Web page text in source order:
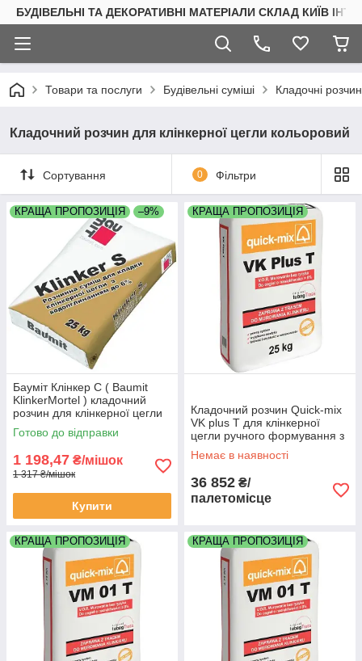
БУДІВЕЛЬНІ ТА ДЕКОРАТИВНІ МАТЕРІАЛИ СКЛАД КИЇВ
Товари та послуги Будівельні суміші Кладочні
Кладочний розчин для клінкерної цегли кольоровий
Сортування 0 Фільтри
КРАЩА ПРОПОЗИЦІЯ –9%
Бауміт Клінкер С ( Baumit
KlinkerMortel ) кладочний
розчин для клінкерної цегли
Готово до відправки
1 198,47 ₴/мішок
1 317 ₴/мішок
Купити
КРАЩА ПРОПОЗИЦІЯ
Кладочний розчин Quick-mix
VK plus T для клінкерної
цегли ручного формування з
високим водопоглинанням
сірий палета 48 мішків
Немає в наявності
36 852 ₴/
палетомісце
КРАЩА ПРОПОЗИЦІЯ КРАЩА ПРОПОЗИЦІЯ